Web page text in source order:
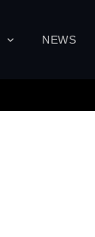
NEWS